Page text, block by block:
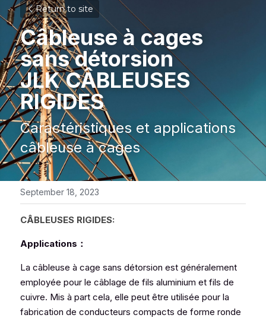
Return to site
Câbleuse à cages
sans détorsion
JLK CÂBLEUSES
RIGIDES
Caractéristiques et applications
câbleuse à cages
September 18, 2023
CÂBLEUSES RIGIDES:
Applications：
La câbleuse à cage sans détorsion est généralement
employée pour le câblage de fils aluminium et fils de
cuivre. Mis à part cela, elle peut être utilisée pour la
fabrication de conducteurs compacts de forme ronde